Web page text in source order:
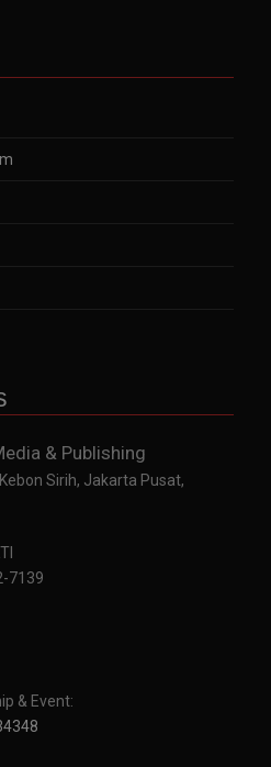
& Publishing
Sirih, Jakarta Pusat,
7139
& Event: